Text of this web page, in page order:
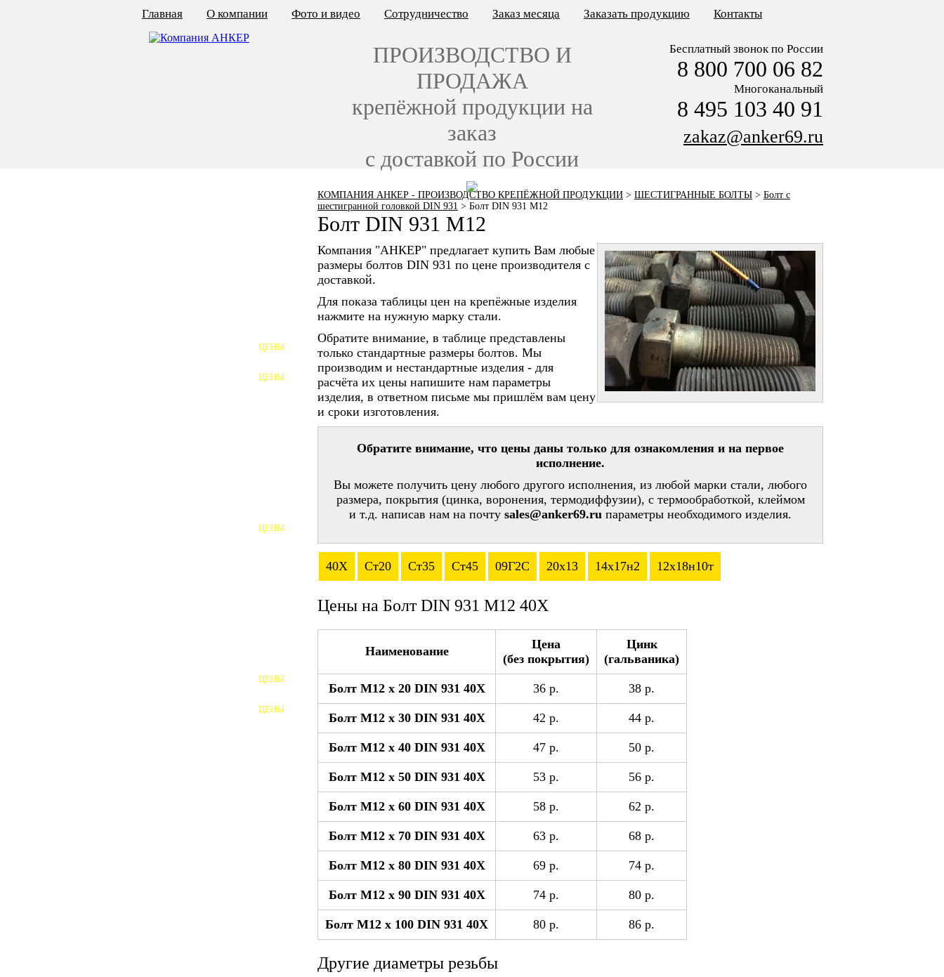
КОМПАНИЯ АНКЕР - ПРОИЗВОДСТВО КРЕПЁЖНОЙ ПРОДУКЦИИ > ШЕСТИГРАННЫЕ БОЛТЫ > Болт с
шестигранной головкой DIN 931 > Болт DIN 931 M12
Болт DIN 931 M12
Компания "АНКЕР" предлагает купить Вам любые
размеры болтов DIN 931 по цене производителя с
доставкой.
Для показа таблицы цен на крепёжные изделия
нажмите на нужную марку стали.
Обратите внимание, в таблице представлены
только стандартные размеры болтов. Мы
производим и нестандартные изделия - для
расчёта их цены напишите нам параметры
изделия, в ответном письме мы пришлём вам цену
и сроки изготовления.
Обратите внимание, что цены даны только для ознакомления и на первое
исполнение.
Вы можете получить цену любого другого исполнения, из любой марки стали, любого
размера, покрытия (цинка, воронения, термодиффузии), с термообработкой, клеймом
и т.д. написав нам на почту sales@anker69.ru параметры необходимого изделия.
40Х Ст20 Ст35 Ст45 09Г2С 20х13 14х17н2 12х18н10т
Цены на Болт DIN 931 М12 40Х
Наименование
Цена
(без покрытия)
Цинк
(гальваника)
Болт М12 x 20 DIN 931 40Х 36 р. 38 р.
Болт М12 x 30 DIN 931 40Х 42 р. 44 р.
Болт М12 x 40 DIN 931 40Х 47 р. 50 р.
Болт М12 x 50 DIN 931 40Х 53 р. 56 р.
Болт М12 x 60 DIN 931 40Х 58 р. 62 р.
Болт М12 x 70 DIN 931 40Х 63 р. 68 р.
Болт М12 x 80 DIN 931 40Х 69 р. 74 р.
Болт М12 x 90 DIN 931 40Х 74 р. 80 р.
Болт М12 x 100 DIN 931 40Х 80 р. 86 р.
Другие диаметры резьбы
ЦЕНЫ
ЦЕНЫ
ШАЙБЫ ФУНДАМЕНТНЫЕ
ЦЕНЫ
ЦЕНЫ
ЦЕНЫ
Главная О компании Фото и видео Сотрудничество Заказ месяца Заказать продукцию Контакты
ПРОИЗВОДСТВО И
ПРОДАЖА
крепёжной продукции на
заказ
с доставкой по России
Бесплатный звонок по России
8 800 700 06 82
Многоканальный
8 495 103 40 91
zakaz@anker69.ru